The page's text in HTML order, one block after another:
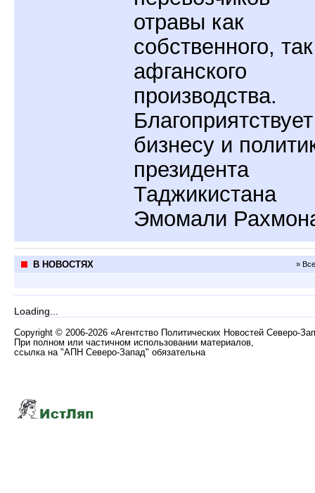
отравы как
собственного,
афганского
производства.
бизнесу и
президента
Таджикистана
Эмомали
В НОВОСТЯХ »
Loading...
Copyright © 2006-2026 «Агентство Политических Новостей Северо-
При полном или частичном использовании материалов,
ссылка на "АПН Северо-Запад" обязательна